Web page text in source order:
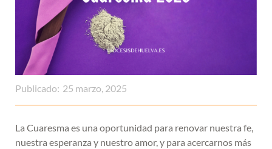
Publicado: 25 marzo, 2025
La Cuaresma es una oportunidad para renovar nuestra fe,
nuestra esperanza y nuestro amor, y para acercarnos más